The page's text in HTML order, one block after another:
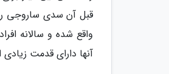
قبل آن سدی ساروجی را
واقع شده و سالانه
آنها دارای قدمت